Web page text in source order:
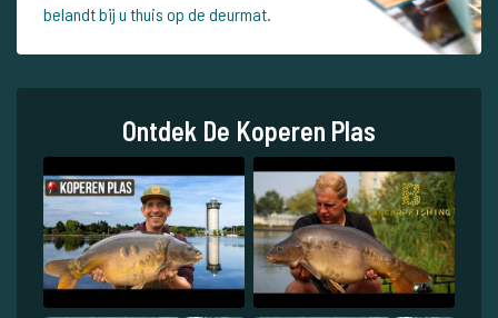
belandt bij u thuis op de deurmat.
Ontdek De Koperen Plas